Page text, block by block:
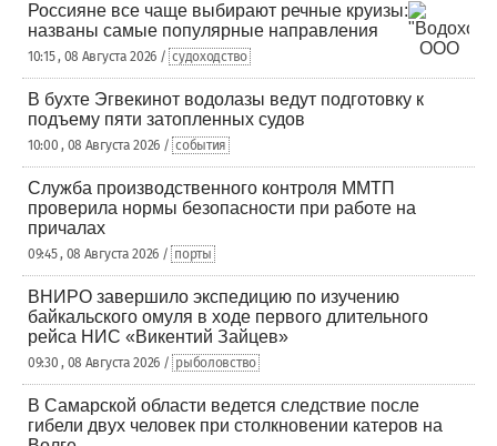
Россияне все чаще выбирают речные круизы:
названы самые популярные направления
10:15 , 08 Августа 2026 / судоходство
В бухте Эгвекинот водолазы ведут подготовку к
подъему пяти затопленных судов
10:00 , 08 Августа 2026 / события
Служба производственного контроля ММТП
проверила нормы безопасности при работе на
причалах
09:45 , 08 Августа 2026 / порты
ВНИРО завершило экспедицию по изучению
байкальского омуля в ходе первого длительного
рейса НИС «Викентий Зайцев»
09:30 , 08 Августа 2026 / рыболовство
В Самарской области ведется следствие после
гибели двух человек при столкновении катеров на